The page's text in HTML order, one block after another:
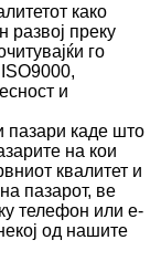
како
развој преку
го
и
пазари каде што
на кои
квалитет и
пазарот, ве
телефон или е-
од нашите